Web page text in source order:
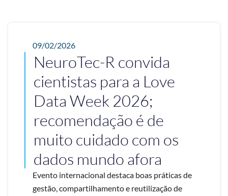
09/02/2026
NeuroTec-R convida
cientistas para a Love
Data Week 2026;
recomendação é de
muito cuidado com os
dados mundo afora
Evento internacional destaca boas práticas de
gestão, compartilhamento e reutilização de